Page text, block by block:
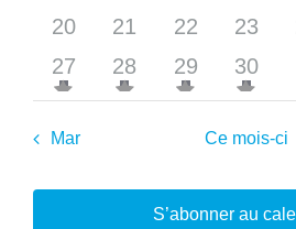
évènementsévènementsévènements
0
évènements
20
0
évènements
21
0
évènements
22
0
23
1
évènement
27has
featured
1
évènement
28has
featured
1
évènement
29has
featured
1
30
has
Mar Ce mois-ci
S’abonner au